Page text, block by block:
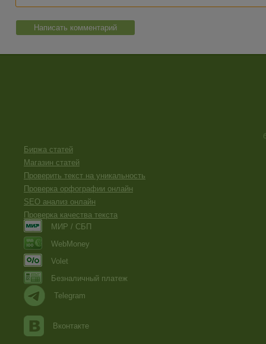
Написать комментарий
Биржа статей
Магазин статей
Проверить текст на уникальность
Проверка орфографии онлайн
SEO анализ онлайн
Проверка качества текста
МИР / СБП
WebMoney
Volet
Безналичный платеж
Telegram
Вконтакте